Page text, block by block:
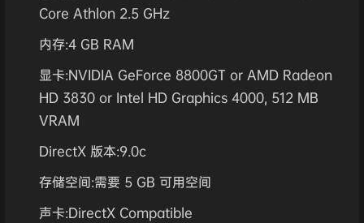
Core Athlon 2.5 GHz
内存:4 GB RAM
显卡:NVIDIA GeForce 8800GT or AMD Radeon
HD 3830 or Intel HD Graphics 4000, 512 MB
VRAM
DirectX 版本:9.0c
存储空间:需要 5 GB 可用空间
声卡:DirectX Compatible